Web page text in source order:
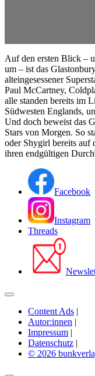
Auf den ersten Blick –
um – ist das
alteingesessener
Paul McCartney,
alle standen bereits im
Südwesten Englands,
Und doch beweist das
Stars von Morgen. So
oder Shygirl bereits auf
ihren endgültigen
Facebook
Instagram
Threads
Content Ads |
Autor:innen |
Impressum |
Datenschutz |
© 2026